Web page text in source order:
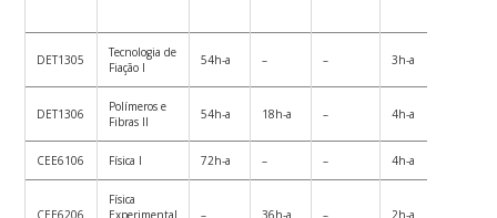
DET1305
Tecnologia de
Fiação I
54h-a – – 3h-a
DET1306
Polímeros e
Fibras II
54h-a 18h-a – 4h-a
CEE6106 Física I 72h-a – – 4h-a
CEE6206
Física
Experimental
– 36h-a – 2h-a